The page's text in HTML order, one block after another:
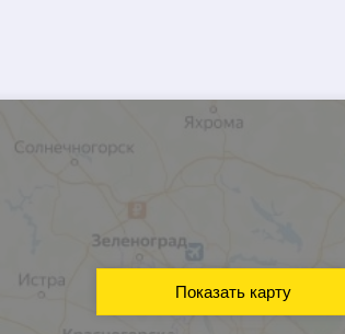
Показать карту